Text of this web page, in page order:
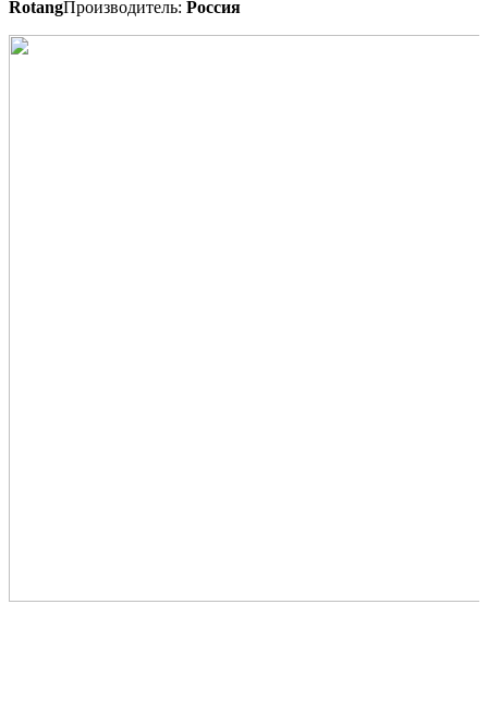
RotangПроизводитель: Россия